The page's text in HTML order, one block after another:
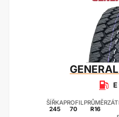
GENERAL
E
ŠÍŘKA
245
PROFIL
70
PRŮMĚR
R16